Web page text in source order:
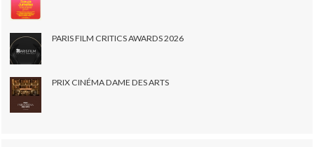
PARIS FILM CRITICS AWARDS 2026
PRIX CINÉMA DAME DES ARTS